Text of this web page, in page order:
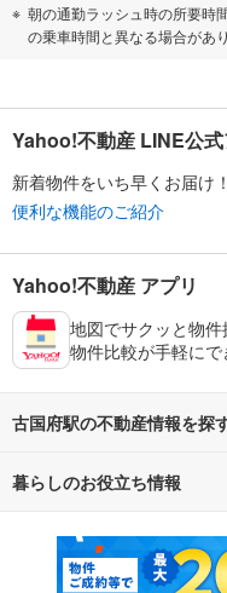
朝の通勤ラッシュ時の所要時
の乗車時間と異なる場合があり
Yahoo!不動産 LINE公式
新着物件をいち早くお届け！
便利な機能のご紹介
Yahoo!不動産 アプリ
地図でサクッと物件
物件比較が手軽にで
古国府駅の不動産情報を探
不動産・住宅
新築マンション
暮らしのお役立ち情報
マンションカタログ